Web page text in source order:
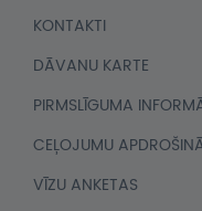
KONTAKTI
DĀVANU KARTE
PIRMSLĪGUMA
CEĻOJUMU
VĪZU ANKETAS